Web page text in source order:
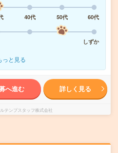
40代 50代
60代
しずか
っと見る
へ進む 詳しく見る
テンプスタッフ株式会社